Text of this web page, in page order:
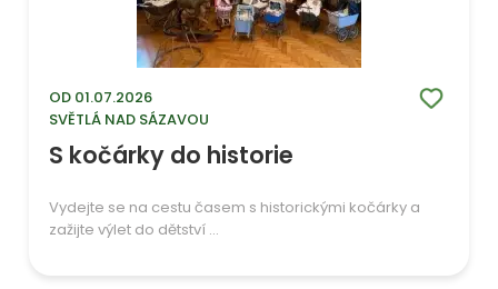
OD 01.07.2026
SVĚTLÁ NAD SÁZAVOU
S kočárky do historie
Vydejte se na cestu časem s historickými kočárky a
zažijte výlet do dětství ...